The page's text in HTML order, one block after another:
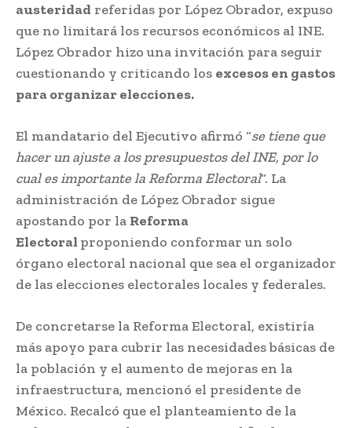
austeridad referidas por López Obrador, expuso
que no limitará los recursos económicos al INE.
López Obrador hizo una invitación para seguir
cuestionando y criticando los excesos en gastos
para organizar elecciones.
El mandatario del Ejecutivo afirmó “se tiene que
hacer un ajuste a los presupuestos del INE, por lo
cual es importante la Reforma Electoral“. La
administración de López Obrador sigue
apostando por la Reforma
Electoral proponiendo conformar un solo
órgano electoral nacional que sea el organizador
de las elecciones electorales locales y federales.
De concretarse la Reforma Electoral, existiría
más apoyo para cubrir las necesidades básicas de
la población y el aumento de mejoras en la
infraestructura, mencionó el presidente de
México. Recalcó que el planteamiento de la